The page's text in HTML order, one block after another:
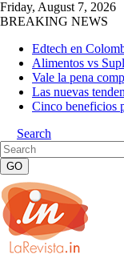
Friday, August 7, 2026
BREAKING NEWS
Edtech en
Alimentos vs
Vale la pena
Las nuevas
Cinco beneficios
Search